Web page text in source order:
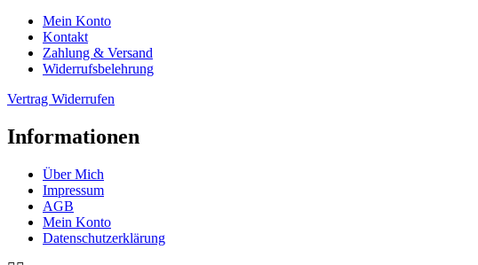
Mein Konto
Kontakt
Zahlung & Versand
Widerrufsbelehrung
Vertrag Widerrufen
Informationen
Über Mich
Impressum
AGB
Mein Konto
Datenschutzerklärung